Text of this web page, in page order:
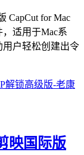
CapCut for Mac
适用于Mac系
户轻松创建出令
映国际版